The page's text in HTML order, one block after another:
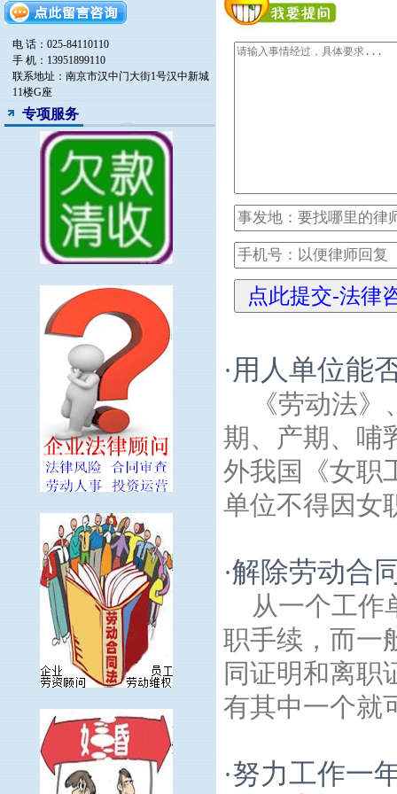
电 话：025-84110110
手 机：13951899110
联系地址：南京市汉中门大街1号汉中新城
11楼G座
专项服务
·用人单位能
《劳动法
期、产期、哺
外我国《女职
单位不得因女
·解除劳动合
从一个工作
职手续，而一
同证明和离职
有其中一个就
·努力工作一